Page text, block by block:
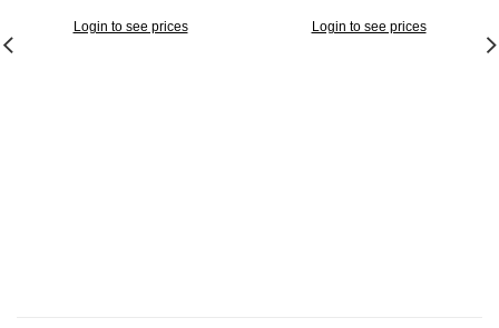
Login to see prices Login to see prices